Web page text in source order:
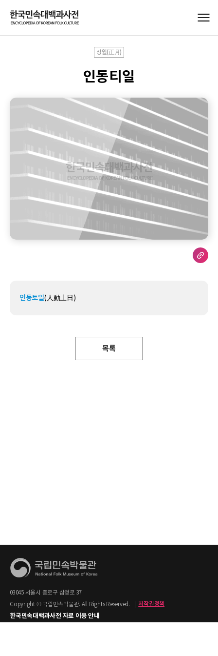
정월(正月)
인동티일
인동토일(人動土日)
목록
03045 서울시 종로구 삼청로 37
Copyright © 국립민속박물관. All Rights Reserved.
저작권정책
한국민속대백과사전 자료 이용 안내